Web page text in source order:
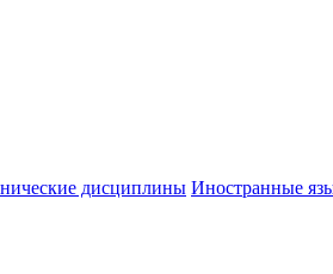
дисциплины Иностранные